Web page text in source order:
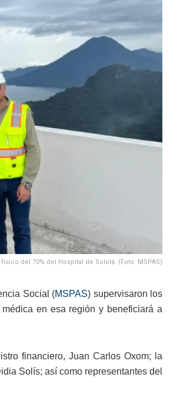
del 70% del Hospital de Sololá. (Foto: MSPAS)
Social (MSPAS) supervisaron los
en esa región y beneficiará a
financiero, Juan Carlos Oxom; la
Solís; así como representantes del